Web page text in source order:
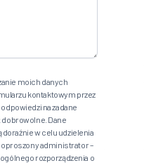
moich danych
kontaktowym przez
na zadane
dobrowolne. Dane
w celu udzielenia
administrator –
ogólnego rozporządzenia o